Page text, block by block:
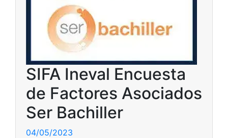
SIFA Ineval Encuesta
de Factores Asociados
Ser Bachiller
04/05/2023